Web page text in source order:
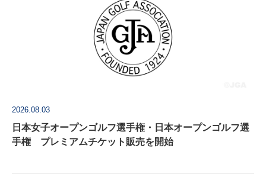
2026.08.03
日本女子オープンゴルフ選手権・日本オープンゴルフ選
手権 プレミアムチケット販売を開始